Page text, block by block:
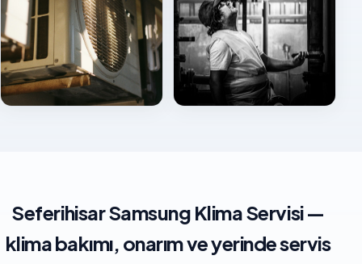
Seferihisar Samsung Klima Servisi —
klima bakımı, onarım ve yerinde servis